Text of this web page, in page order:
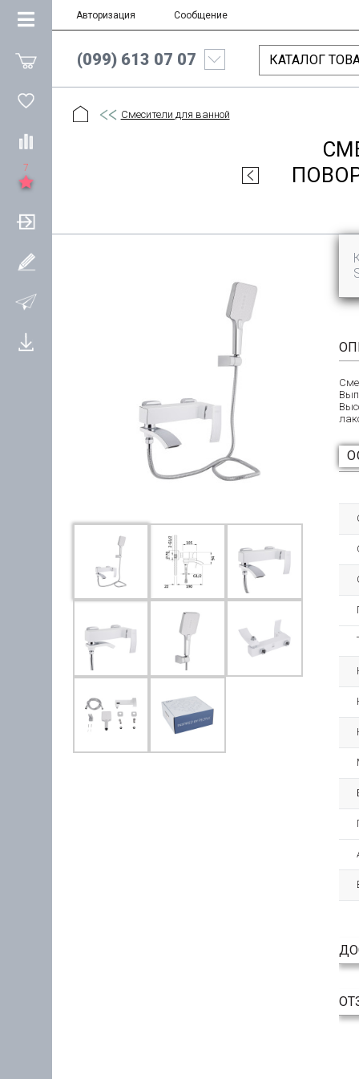
7
Авторизация Сообщение
КАТАЛОГ
(099) 613 07 07
Смесители для ванной